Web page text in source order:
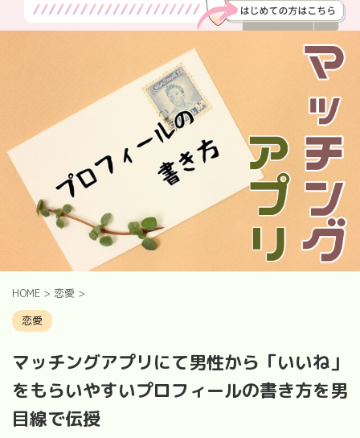
HOME > 恋愛 >
恋愛
マッチングアプリにて男性から「いいね」
をもらいやすいプロフィールの書き方を男
目線で伝授